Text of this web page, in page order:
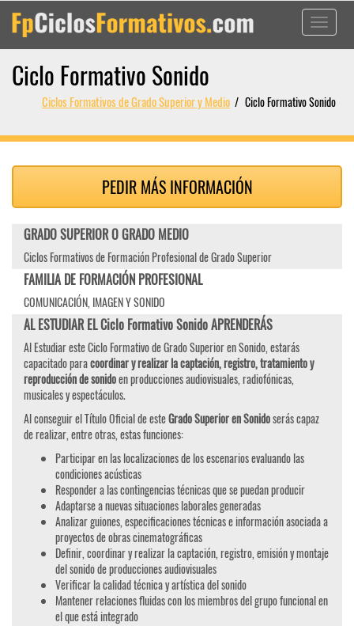
Toggle
Ciclo Formativo Sonido
Ciclos Formativos de Grado Superior y Medio Ciclo Formativo Sonido
PEDIR MÁS INFORMACIÓN
GRADO SUPERIOR O GRADO MEDIO
Ciclos Formativos de Formación Profesional de Grado Superior
FAMILIA DE FORMACIÓN PROFESIONAL
COMUNICACIÓN, IMAGEN Y SONIDO
AL ESTUDIAR EL Ciclo Formativo Sonido APRENDERÁS
Al Estudiar este Ciclo Formativo de Grado Superior en Sonido, estarás
capacitado paracoordinar y realizar la captación, registro, tratamiento y
reproducción de sonidoen producciones audiovisuales, radiofónicas,
musicales y espectáculos.
Al conseguir el Título Oficial de esteGrado Superior en Sonidoserás capaz
de realizar, entre otras, estas funciones:
Participar en las localizaciones de los escenarios evaluando las
condiciones acústicas
Responder a las contingencias técnicas que se puedan producir
Adaptarse a nuevas situaciones laborales generadas
Analizar guiones, especificaciones técnicas e información asociada a
proyectos de obras cinematográficas
Definir, coordinar y realizar la captación, registro, emisión y montaje
del sonido de producciones audiovisuales
Verificar la calidad técnica y artística del sonido
Mantener relaciones fluidas con los miembros del grupo funcional en
el que está integrado